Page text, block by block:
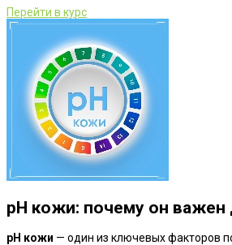
Перейти в курс
pH кожи: почему он важен
pH кожи — один из ключевых факторов